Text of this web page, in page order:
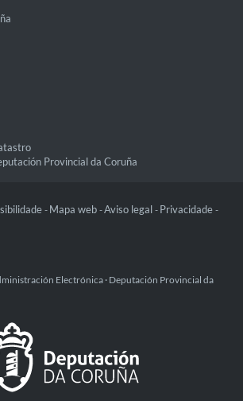
Provincial da Coruña
- Mapa web -Aviso legal - Privacidade -
Electrónica · Deputación Provincial da